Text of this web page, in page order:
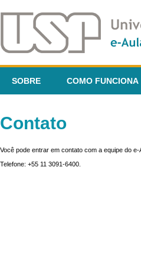
SOBRE COMO FUNCIONA
Contato
Você pode entrar em contato com a equipe do
Telefone: +55 11 3091-6400.